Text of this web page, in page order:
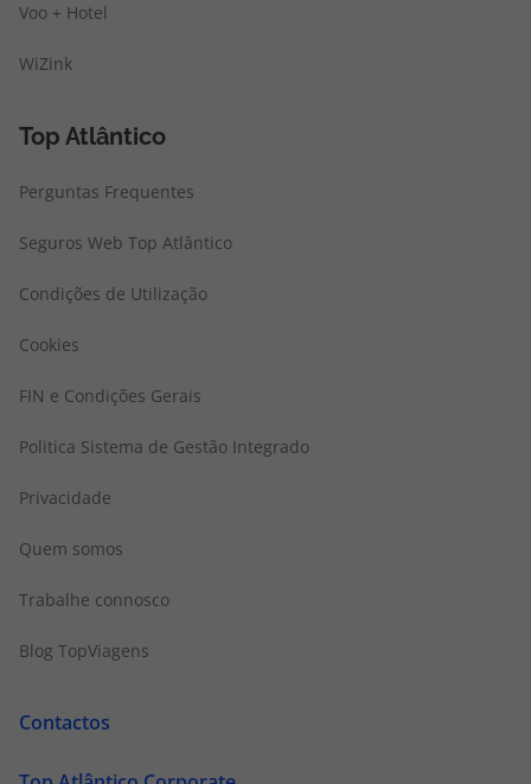
Voo + Hotel
WiZink
Top Atlântico
Perguntas Frequentes
Seguros Web Top Atlântico
Condições de Utilização
Cookies
FIN e Condições Gerais
Politica Sistema de Gestão Integrado
Privacidade
Quem somos
Trabalhe connosco
Blog TopViagens
Contactos